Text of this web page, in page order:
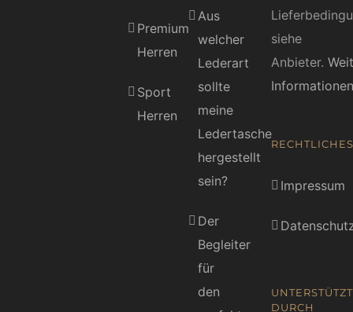
Premium
Herren
Sport
Herren
Aus
welcher
Lederart
sollte
meine
Ledertasche
hergestellt
sein?
Der
Begleiter
für
den
siehe
Anbieter.
Informationen
RECHTLICHES
Impressum
UNTERSTÜTZT
DURCH